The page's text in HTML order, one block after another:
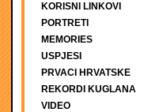
KORISNI LINKOVI
PORTRETI
MEMORIES
USPJESI
PRVACI HRVATSKE
REKORDI KUGLANA
VIDEO